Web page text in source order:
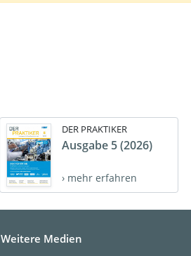
DER PRAKTIKER
Ausgabe 5 (2026)
› mehr erfahren
Weitere Medien